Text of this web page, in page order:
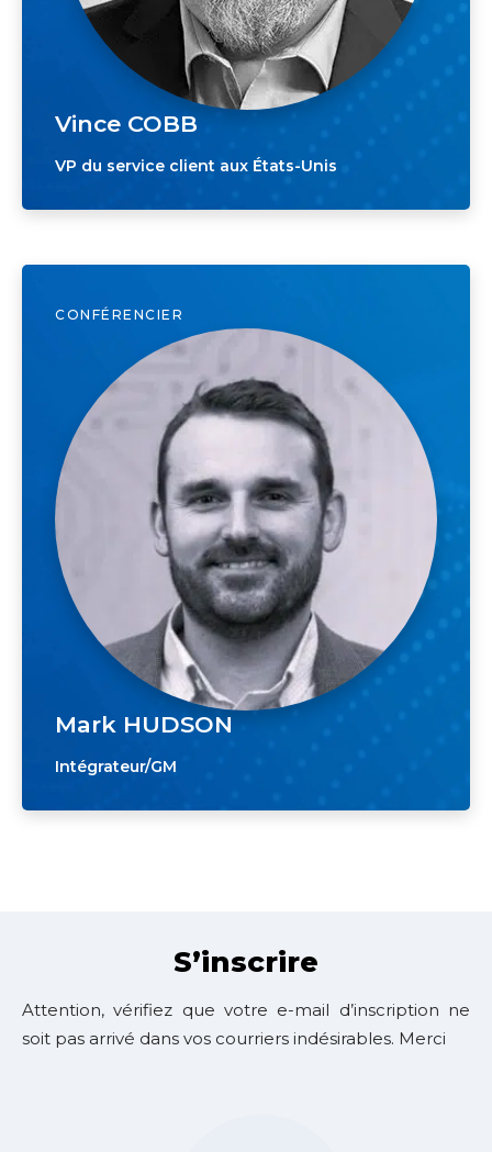
Vince COBB
VP du service client aux États-Unis
CONFÉRENCIER
Mark HUDSON
Intégrateur/GM
S’inscrire
Attention, vérifiez que votre e-mail d’inscription ne
soit pas arrivé dans vos courriers indésirables. Merci